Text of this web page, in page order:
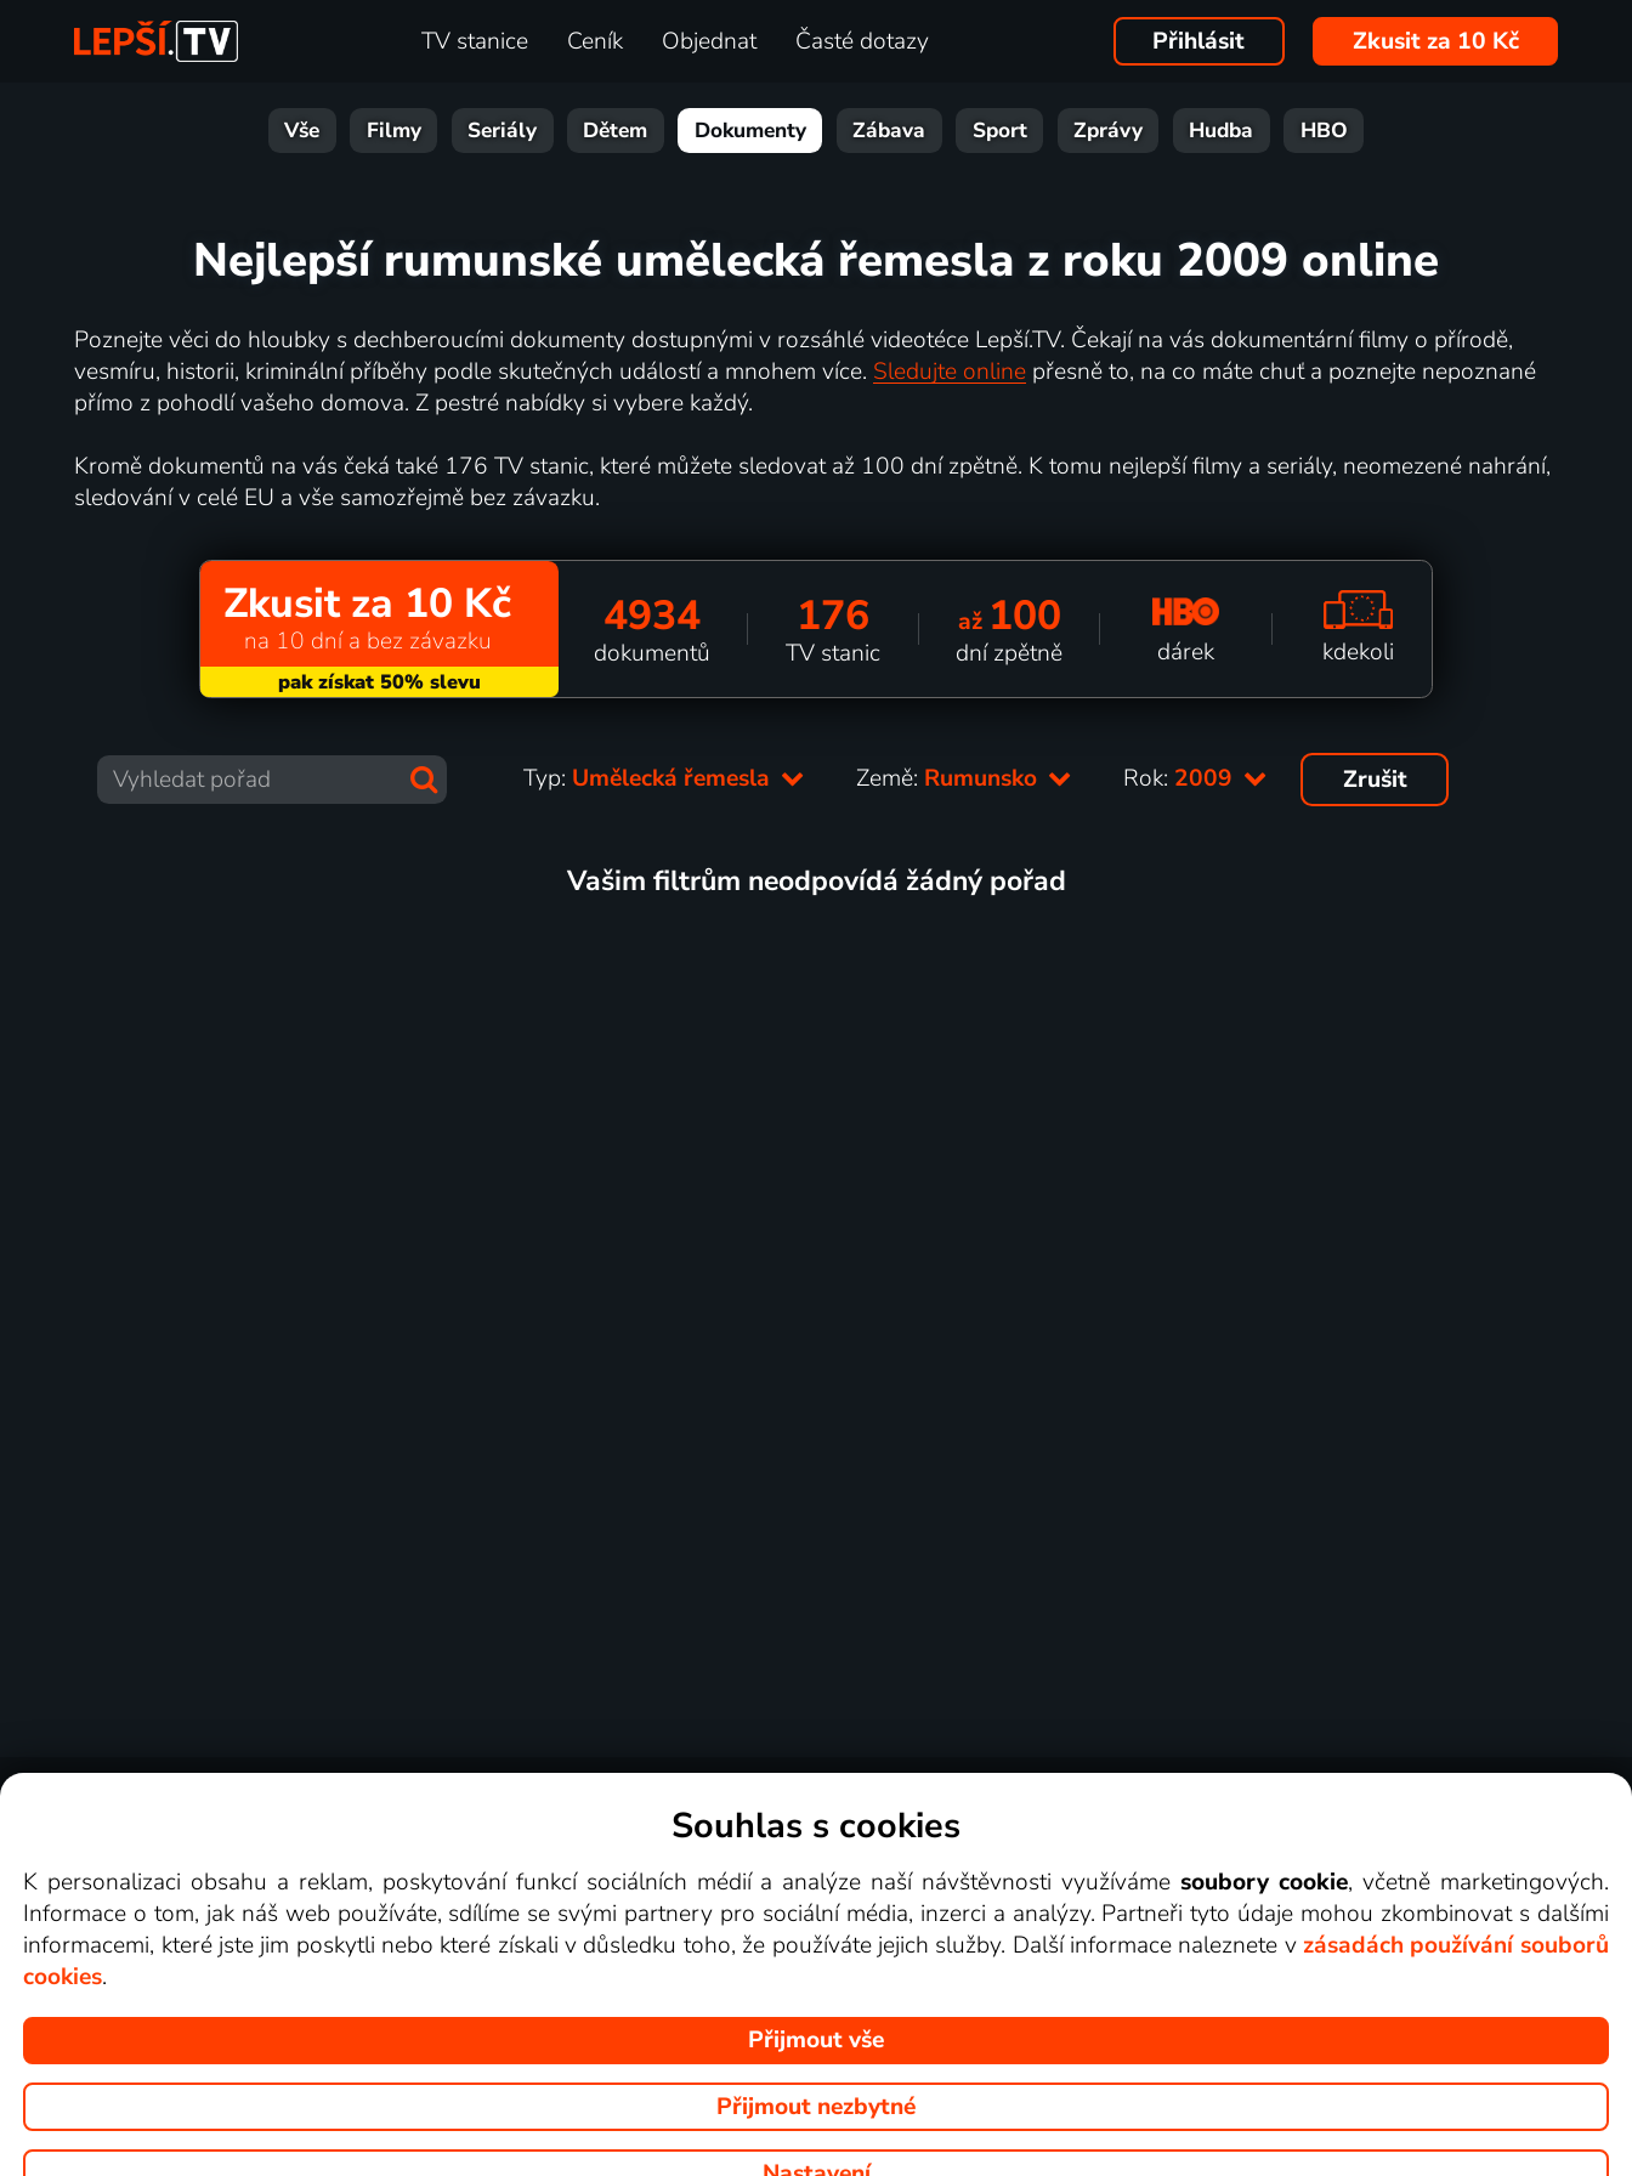
TV stanice Ceník Objednat Časté dotazy Přihlásit Zkusit za 10 Kč
Vše Filmy Seriály Dětem Dokumenty Zábava Sport Zprávy Hudba HBO
Nejlepší rumunské umělecká řemesla z roku 2009 online
Poznejte věci do hloubky s dechberoucími dokumenty dostupnými v rozsáhlé videotéce Lepší.TV. Čekají na vás dokumentární filmy o přírodě,
vesmíru, historii, kriminální příběhy podle skutečných událostí a mnohem více. Sledujte onlinepřesně to, na co máte chuť a poznejte nepoznané
přímo z pohodlí vašeho domova. Z pestré nabídky si vybere každý.
Kromě dokumentů na vás čeká také 176 TV stanic, které můžete sledovat až 100 dní zpětně. K tomu nejlepší filmy a seriály, neomezené nahrání,
sledování v celé EU a vše samozřejmě bez závazku.
Zkusit za 10 Kč
na 10 dní a bez závazku 4934
dokumentů
176
TV stanic
až 100
dní zpětně dárek kdekoli
Typ: Umělecká řemesla Země: Rumunsko Rok: 2009 Zrušit
Vašim filtrům neodpovídá žádný pořad
Videotéka
Copyright © goNET s.r.o. Na tomto webu jsou zobrazovány obrázky z pořadů TV stanic, které můžete sledovat v Lepší.TV.
Souhlas s cookies
K personalizaci obsahu a reklam, poskytování funkcí sociálních médií a analýze naší návštěvnosti využívámesoubory cookie, včetně marketingových.
Informace o tom, jak náš web používáte, sdílíme se svými partnery pro sociální média, inzerci a analýzy. Partneři tyto údaje mohou zkombinovat s dalšími
informacemi, které jste jim poskytli nebo které získali v důsledku toho, že používáte jejich služby. Další informace naleznete v zásadách používání souborů
cookies.
Přijmout vše
Přijmout nezbytné